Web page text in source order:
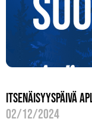
Itsenäisyyspäivä
02/12/2024